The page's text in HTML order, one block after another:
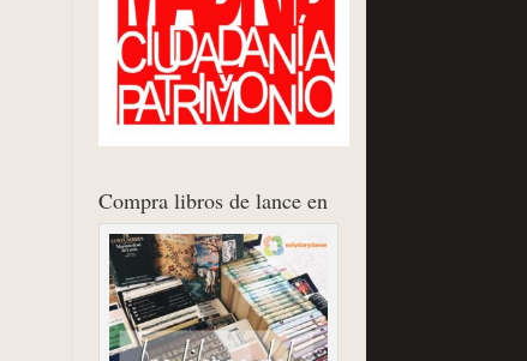
Compra libros de lance en